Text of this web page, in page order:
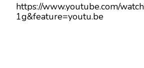
https://www.youtube.com/
1g&feature=youtu.be